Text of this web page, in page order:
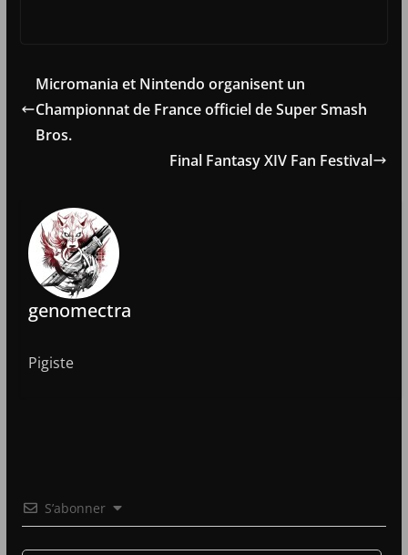
Micromania et Nintendo organisent un
Championnat de France officiel de Super Smash
Bros.
Final Fantasy XIV Fan Festival
genomectra
Pigiste
S’abonner